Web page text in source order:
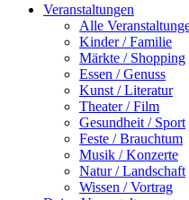
Veranstaltungen
Alle
Kinder / Familie
Märkte / Shopping
Essen / Genuss
Kunst / Literatur
Theater / Film
Gesundheit / Sport
Feste / Brauchtum
Musik / Konzerte
Natur / Landschaft
Wissen / Vortrag